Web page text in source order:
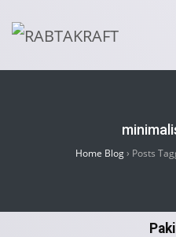
Home Blog› Posts